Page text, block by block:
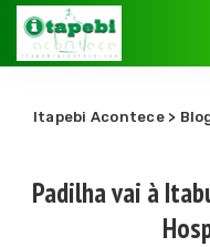
Itapebi Acontece>
Padilha vai à